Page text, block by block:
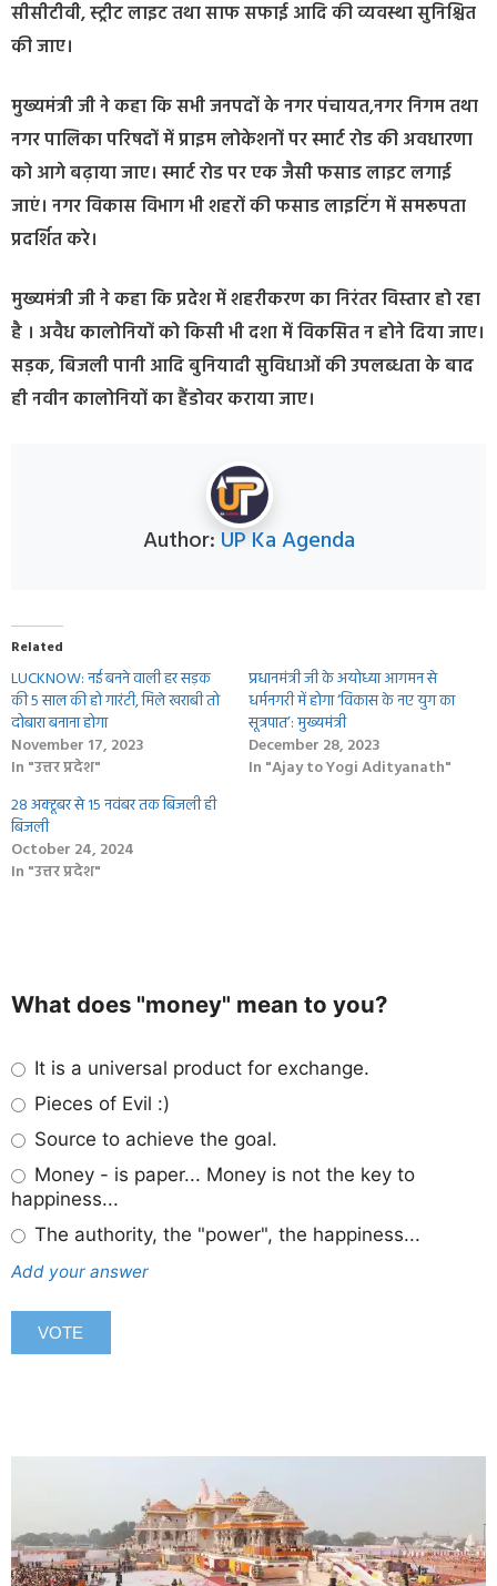
सीसीटीवी, स्ट्रीट लाइट तथा साफ सफाई आदि की व्यवस्था सुनिश्चित
की जाए।
मुख्यमंत्री जी ने कहा कि सभी जनपदों के नगर पंचायत,नगर निगम तथा
नगर पालिका परिषदों में प्राइम लोकेशनों पर स्मार्ट रोड की अवधारणा
को आगे बढ़ाया जाए। स्मार्ट रोड पर एक जैसी फसाड लाइट लगाई
जाएं। नगर विकास विभाग भी शहरों की फसाड लाइटिंग में समरूपता
प्रदर्शित करे।
मुख्यमंत्री जी ने कहा कि प्रदेश में शहरीकरण का निरंतर विस्तार हो रहा
है । अवैध कालोनियों को किसी भी दशा में विकसित न होने दिया जाए।
सड़क, बिजली पानी आदि बुनियादी सुविधाओं की उपलब्धता के बाद
ही नवीन कालोनियों का हैंडोवर कराया जाए।
Author: UP Ka Agenda
Related
LUCKNOW: नई बनने वाली हर सड़क
की 5 साल की हो गारंटी, मिले खराबी तो
दोबारा बनाना होगा
November 17, 2023
In "उत्तर प्रदेश"
प्रधानमंत्री जी के अयोध्या आगमन से
धर्मनगरी में होगा ‘विकास के नए युग का
सूत्रपात’: मुख्यमंत्री
December 28, 2023
In "Ajay to Yogi Adityanath"
28 अक्टूबर से 15 नवंबर तक बिजली ही
बिजली
October 24, 2024
In "उत्तर प्रदेश"
What does "money" mean to you?
It is a universal product for exchange.
Pieces of Evil :)
Source to achieve the goal.
Money - is paper... Money is not the key to
happiness...
The authority, the "power", the happiness...
Add your answer